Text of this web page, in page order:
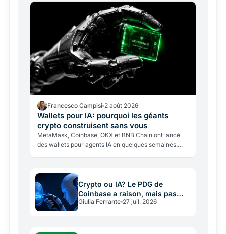
Francesco Campisi 2 août 2026
Wallets pour IA: pourquoi les géants
crypto construisent sans vous
MetaMask, Coinbase, OKX et BNB Chain ont lancé
des wallets pour agents IA en quelques semaines.
Crypto ou IA? Le PDG de
Coinbase a raison, mais pas
sans intérêt
Giulia Ferrante 27 juil. 2026